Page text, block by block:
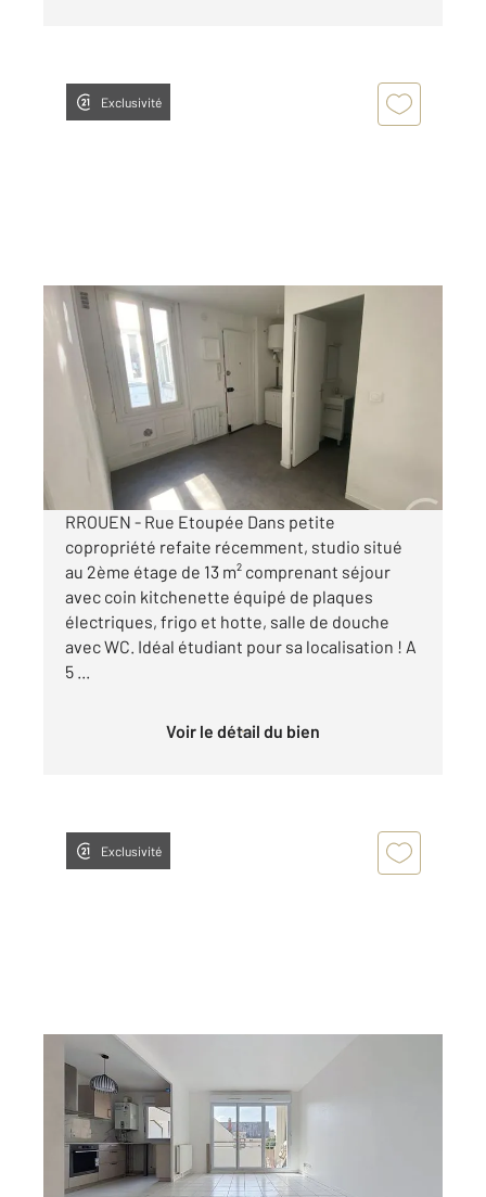
Exclusivité
ROUEN 76
13 m
, 1 pièce
Ref : 34196
Appartement Studio à louer
352 €
par mois charges comprises
RROUEN - Rue Etoupée Dans petite
copropriété refaite récemment, studio situé
au 2ème étage de 13 m² comprenant séjour
avec coin kitchenette équipé de plaques
électriques, frigo et hotte, salle de douche
avec WC. Idéal étudiant pour sa localisation ! A
5 ...
Voir le détail du bien
Exclusivité
ROUEN 76
76,10 m , 4 pièces
Ref : 34237
Appartement F4 à louer
922 €